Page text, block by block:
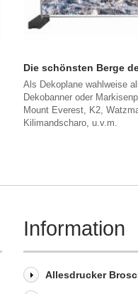
Die schönsten Berge
Als Dekoplane wahlweise
Dekobanner oder
Mount Everest, K2,
Kilimandscharo, u.v.m.
Information
Allesdrucker